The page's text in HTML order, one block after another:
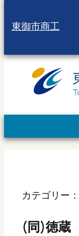
東御市商工
カテゴリー：
(同)徳蔵